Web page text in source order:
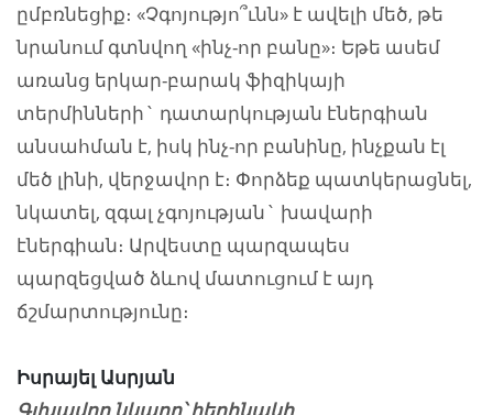
ըմբռնեցիք։ «Չգոյությո՞ւնն» է ավելի մեծ, թե
նրանում գտնվող «ինչ-որ բանը»։ Եթե ասեմ
առանց երկար-բարակ ֆիզիկայի
տերմինների` դատարկության էներգիան
անսահման է, իսկ ինչ-որ բանինը, ինչքան էլ
մեծ լինի, վերջավոր է։ Փորձեք պատկերացնել,
նկատել, զգալ չգոյության` խավարի
էներգիան։ Արվեստը պարզապես
պարզեցված ձևով մատուցում է այդ
ճշմարտությունը։
Իսրայել Ասրյան